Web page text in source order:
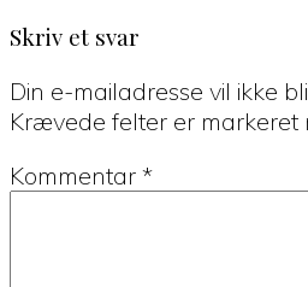
Skriv et svar
Din e-mailadresse vil ikke
Krævede felter er markeret
Kommentar *